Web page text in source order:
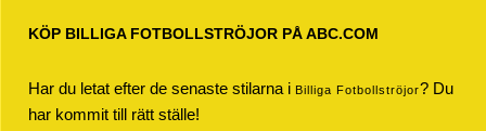
KÖP BILLIGA FOTBOLLSTRÖJOR PÅ ABC.COM
Har du letat efter de senaste stilarna i Billiga Fotbollströjor? Du
har kommit till rätt ställe!